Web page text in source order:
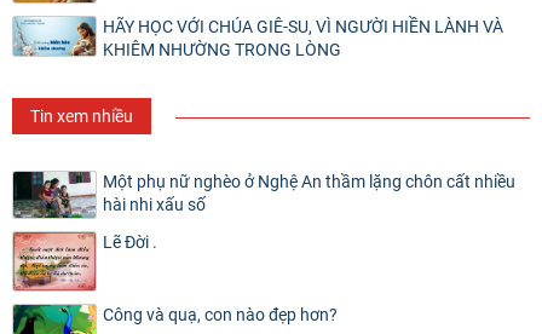
HÃY HỌC VỚI CHÚA GIÊ-SU, VÌ NGƯỜI HIỀN LÀNH VÀ
KHIÊM NHƯỜNG TRONG LÒNG
Tin xem nhiều
Một phụ nữ nghèo ở Nghệ An thầm lặng chôn cất nhiều
hài nhi xấu số
Lẽ Đời .
Công và quạ, con nào đẹp hơn?